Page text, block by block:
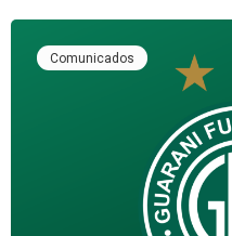
Comunicados